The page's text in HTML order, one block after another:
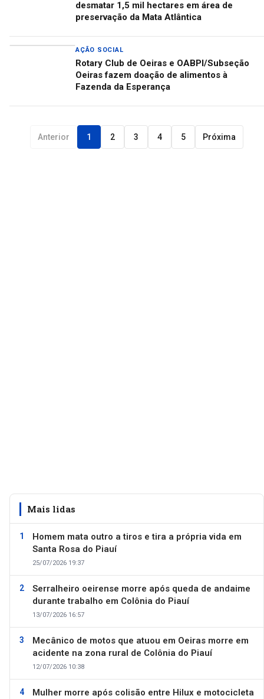
desmatar 1,5 mil hectares em área de
preservação da Mata Atlântica
AÇÃO SOCIAL
Rotary Club de Oeiras e OABPI/Subseção
Oeiras fazem doação de alimentos à
Fazenda da Esperança
Anterior 1 2 3 4 5 Próxima
Mais lidas
Homem mata outro a tiros e tira a própria vida em
Santa Rosa do Piauí
25/07/2026 19:37
Serralheiro oeirense morre após queda de andaime
durante trabalho em Colônia do Piauí
13/07/2026 16:57
Mecânico de motos que atuou em Oeiras morre em
acidente na zona rural de Colônia do Piauí
12/07/2026 10:38
Mulher morre após colisão entre Hilux e motocicleta